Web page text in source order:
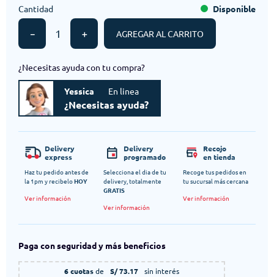
Cantidad
＋
－
Disponible
AGREGAR AL CARRITO
¿Necesitas ayuda con tu compra?
Yessica En linea
¿Necesitas ayuda?
Delivery
express
Haz tu pedido antes de
la 1pm y recibeloHOY
Ver información
Delivery
programado
Selecciona el dia de tu
delivery, totalmente
GRATIS
Ver información
Recojo
en tienda
Recoge tus pedidos en
tu sucursal más cercana
Ver información
Paga con seguridad y más beneficios
6 cuotasde S/ 73.17 sin interés